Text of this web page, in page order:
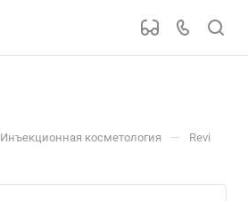
Инъекционная косметология — Revi